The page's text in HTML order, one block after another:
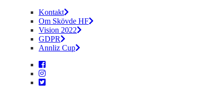
Kontakt
Om Skövde HF
Vision 2022
GDPR
Annliz Cup